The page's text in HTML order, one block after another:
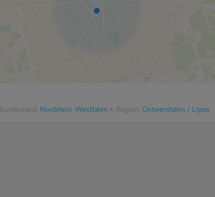
Nordrhein-Westfalen • Region: Ostwestfalen / Lippe